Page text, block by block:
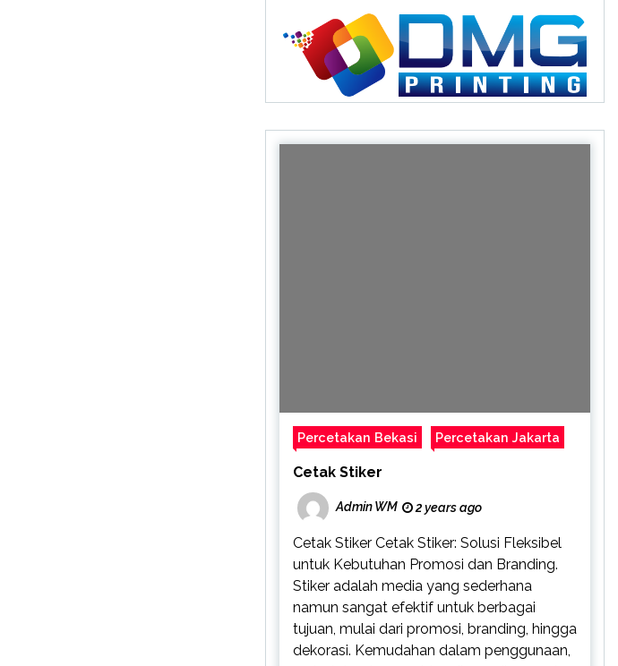
Percetakan Bekasi Percetakan Jakarta
Cetak Stiker
Admin WM 2 years ago
Cetak Stiker Cetak Stiker: Solusi Fleksibel
untuk Kebutuhan Promosi dan Branding.
Stiker adalah media yang sederhana
namun sangat efektif untuk berbagai
tujuan, mulai dari promosi, branding, hingga
dekorasi. Kemudahan dalam penggunaan,